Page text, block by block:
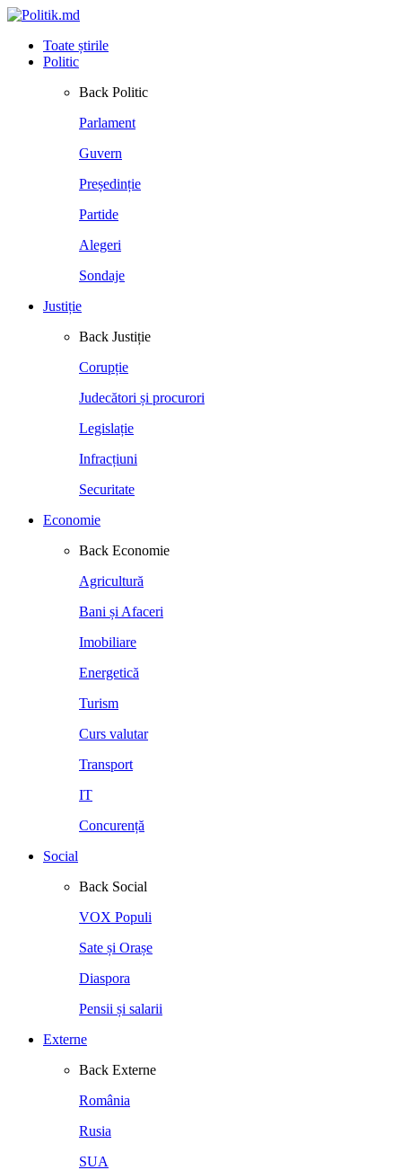
Toate știrile
Politic
Back Politic
Parlament
Guvern
Președinție
Partide
Alegeri
Sondaje
Justiție
Back Justiție
Corupție
Judecători și procurori
Legislație
Infracțiuni
Securitate
Economie
Back Economie
Agricultură
Bani și Afaceri
Imobiliare
Energetică
Turism
Curs valutar
Transport
IT
Concurență
Social
Back Social
VOX Populi
Sate și Orașe
Diaspora
Pensii și salarii
Externe
Back Externe
România
Rusia
SUA